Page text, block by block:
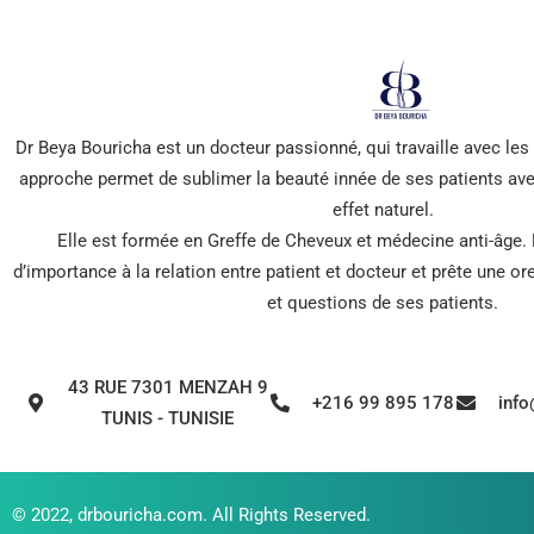
Dr Beya Bouricha est un docteur passionné, qui travaille avec
approche permet de sublimer la beauté innée de ses patients
effet naturel.
Elle est formée en Greffe de Cheveux et médecine anti-
d’importance à la relation entre patient et docteur et prête une
et questions de ses patients.
43 RUE 7301 MENZAH 9
TUNIS - TUNISIE
+216 99 895 178
© 2022, drbouricha.com. All Rights Reserved.